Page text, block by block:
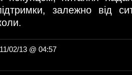
залежно від
02/13 @ 04:57